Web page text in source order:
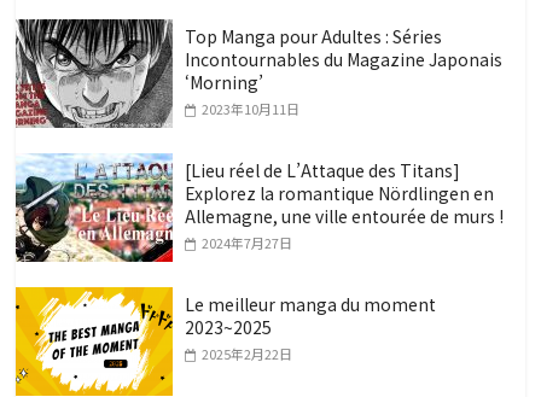
Top Manga pour Adultes : Séries
Incontournables du Magazine Japonais
‘Morning’
2023年10月11日
[Lieu réel de L’Attaque des Titans]
Explorez la romantique Nördlingen en
Allemagne, une ville entourée de murs !
2024年7月27日
Le meilleur manga du moment
2023~2025
2025年2月22日